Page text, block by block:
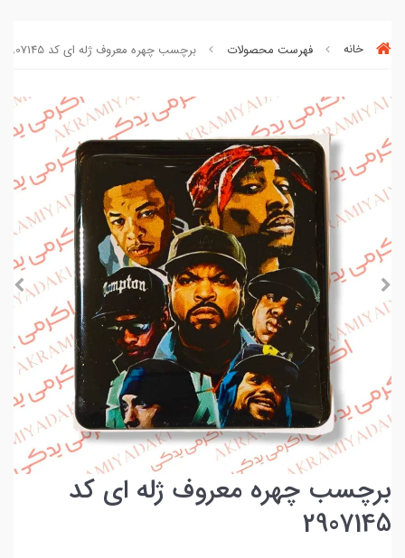
خانه فهرست محصولات برچسب چهره معروف ژله ای کد 2907145
برچسب چهره معروف ژله ای کد
2907145